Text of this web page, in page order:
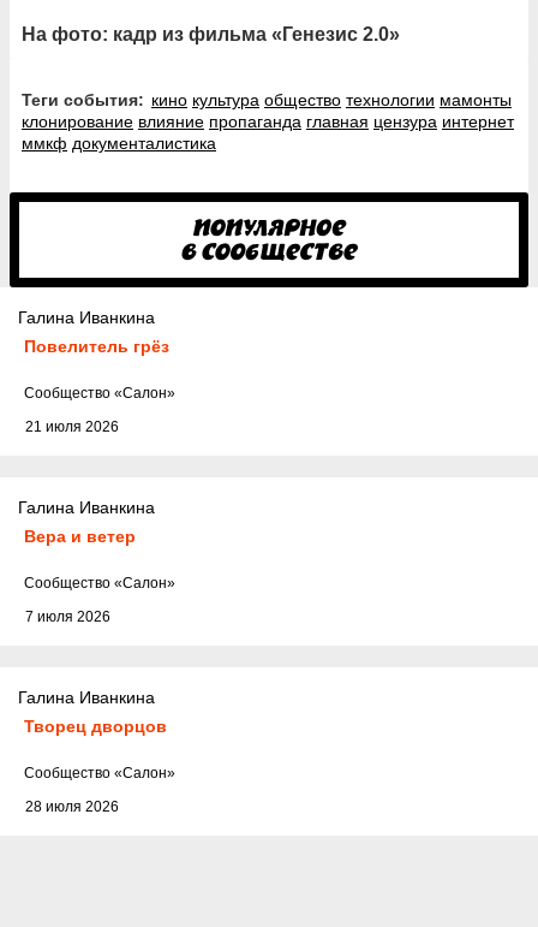
На фото: кадр из фильма «Генезис 2.0»
Теги события: кино культура общество технологии мамонты
клонирование влияние пропаганда главная цензура интернет
ммкф документалистика
Галина Иванкина
Повелитель грёз
21 июля 2026
Cообщество «Салон»
Галина Иванкина
Вера и ветер
7 июля 2026
Cообщество «Салон»
Галина Иванкина
Творец дворцов
28 июля 2026
Cообщество «Салон»